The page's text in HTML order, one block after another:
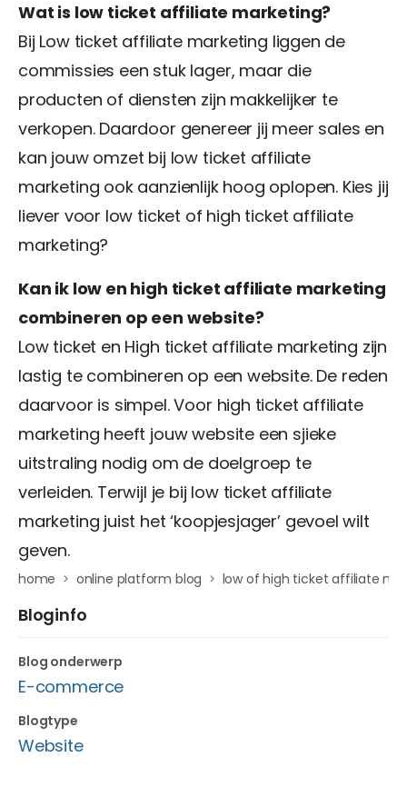
Wat is low ticket affiliate marketing?
Bij Low ticket affiliate marketing liggen de
commissies een stuk lager, maar die
producten of diensten zijn makkelijker te
verkopen. Daardoor genereer jij meer sales en
kan jouw omzet bij low ticket affiliate
marketing ook aanzienlijk hoog oplopen. Kies jij
liever voor low ticket of high ticket affiliate
marketing?
Kan ik low en high ticket affiliate marketing
combineren op een website?
Low ticket en High ticket affiliate marketing zijn
lastig te combineren op een website. De reden
daarvoor is simpel. Voor high ticket affiliate
marketing heeft jouw website een sjieke
uitstraling nodig om de doelgroep te
verleiden. Terwijl je bij low ticket affiliate
marketing juist het ‘koopjesjager’ gevoel wilt
geven.
home online platform blog low of high ticket affiliate
Bloginfo
Blog onderwerp
E-commerce
Blogtype
Website